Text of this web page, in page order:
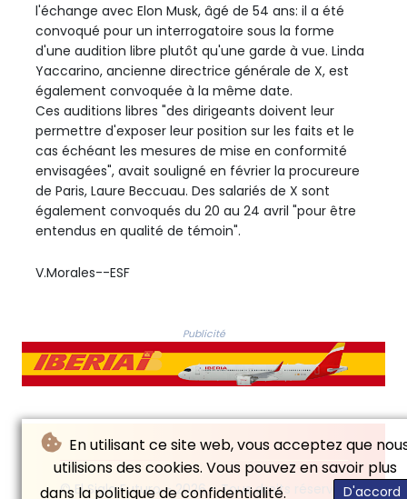
En utilisant ce site web, vous acceptez que
utilisions des cookies. Vous pouvez en savoir plus
dans la politique de confidentialité.
D'accord
l'échange avec Elon Musk, âgé de 54 ans: il a été
convoqué pour un interrogatoire sous la forme
d'une audition libre plutôt qu'une garde à vue. Linda
Yaccarino, ancienne directrice générale de X, est
également convoquée à la même date.
Ces auditions libres "des dirigeants doivent leur
permettre d'exposer leur position sur les faits et le
cas échéant les mesures de mise en conformité
envisagées", avait souligné en février la procureure
de Paris, Laure Beccuau. Des salariés de X sont
également convoqués du 20 au 24 avril "pour être
entendus en qualité de témoin".
V.Morales--ESF
Publicité
© El Siglo Futuro - 2026 - Tous droits réservés